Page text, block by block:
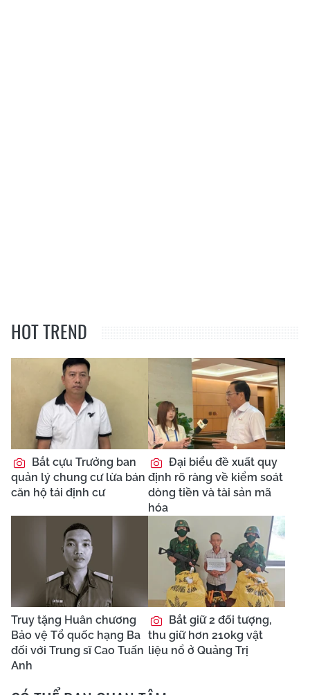
HOT TREND
Bắt cựu Trưởng ban
quản lý chung cư lừa bán
căn hộ tái định cư
Đại biểu đề xuất quy
định rõ ràng về kiểm soát
dòng tiền và tài sản mã
hóa
Truy tặng Huân chương
Bảo vệ Tổ quốc hạng Ba
đối với Trung sĩ Cao Tuấn
Anh
Bắt giữ 2 đối tượng,
thu giữ hơn 210kg vật
liệu nổ ở Quảng Trị